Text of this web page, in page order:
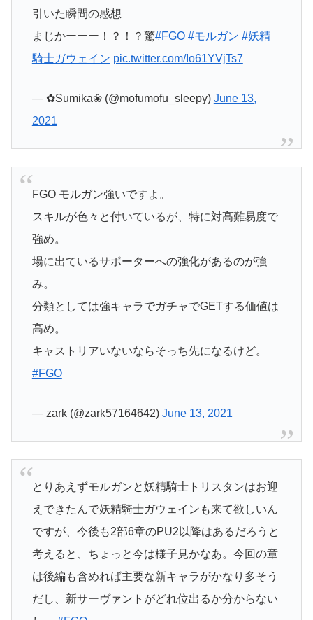
引いた瞬間の感想
まじかーーー！？！？驚#FGO #モルガン #妖精
騎士ガウェイン pic.twitter.com/Io61YVjTs7
— ✿Sumika❀ (@mofumofu_sleepy) June 13,
2021
FGO モルガン強いですよ。
スキルが色々と付いているが、特に対高難易度で
強め。
場に出ているサポーターへの強化があるのが強
み。
分類としては強キャラでガチャでGETする価値は
高め。
キャストリアいないならそっち先になるけど。
#FGO
— zark (@zark57164642) June 13, 2021
とりあえずモルガンと妖精騎士トリスタンはお迎
えできたんで妖精騎士ガウェインも来て欲しいん
ですが、今後も2部6章のPU2以降はあるだろうと
考えると、ちょっと今は様子見かなあ。今回の章
は後編も含めれば主要な新キャラがかなり多そう
だし、新サーヴァントがどれ位出るか分からない